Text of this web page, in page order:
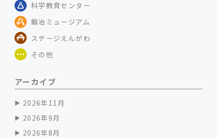
科学教育センター
鍛冶ミュージアム
ステージえんがわ
その他
アーカイブ
2026年11月
2026年9月
2026年8月